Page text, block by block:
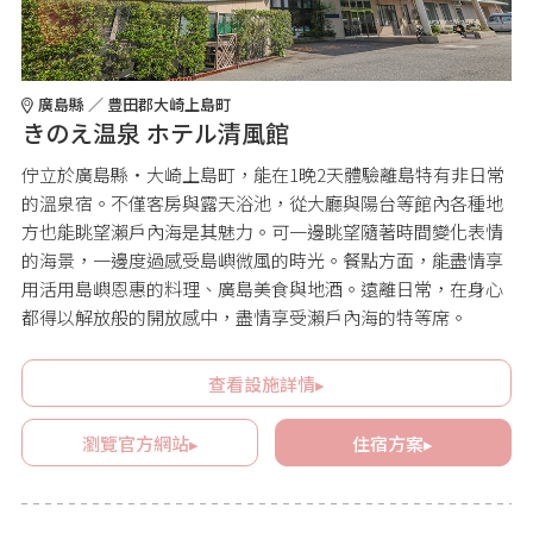
廣島縣 ／ 豊田郡大崎上島町
きのえ温泉 ホテル清風館
佇立於廣島縣・大崎上島町，能在1晚2天體驗離島特有非日常
的溫泉宿。不僅客房與露天浴池，從大廳與陽台等館內各種地
方也能眺望瀨戶內海是其魅力。可一邊眺望隨著時間變化表情
的海景，一邊度過感受島嶼微風的時光。餐點方面，能盡情享
用活用島嶼恩惠的料理、廣島美食與地酒。遠離日常，在身心
都得以解放般的開放感中，盡情享受瀨戶內海的特等席。
查看設施詳情▸
瀏覽官方網站▸ 住宿方案▸